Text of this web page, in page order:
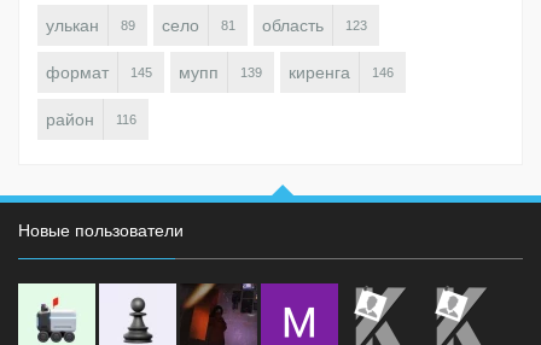
улькан 89 село 81 область 123
формат 145 мупп 139 киренга 146
район 116
Новые пользователи